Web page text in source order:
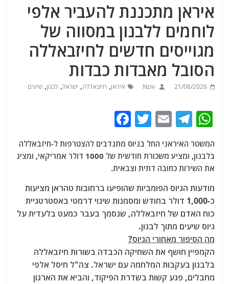
איראן מתכננת להעביר אלפי
לוחמים ללבנון במסווה של
מגוייסים חדשים לחיזבאללה
הסובל מאבדות כבדות
21/06/2026
Nziv איראן, חיזבאללה, ישראל, לבנון,שיעים
W
at
s
A
p
p
T
e
g
ra
m
E
m
ai
l
T
itt
er
c
e
b
o
o
המשטר האיראני החל בגיוס מתנדבים להצטרפות ל-חיזבאללה
בלבנון, ומציע משכורת חודשית של 1000 דולר אמריקאי, ומציג
את השירות כחובה דתית וצבאית.
מודעות הגיוס הפומביות שהופיעו ברחובות טהראן מציעות
כ-1,000 דולר בחודש
ומסמנות שינוי דרמטי באסטרטגיית
כוח האדם של חיזבאללה, שנסמך בעבר כמעט בלעדית על
גיוס שיעים מתוך לבנון.
מה הסיפור מאחורי הגיוס?
הקמפיין חושף את השחיקה הכבדה בשורות חיזבאללה
בלבנון בעקבות המלחמה עם ישראל. צה"ל חיסל אלפי
מחבלים, פגע קשות בשדרת הפיקוד, והביא את הארגון